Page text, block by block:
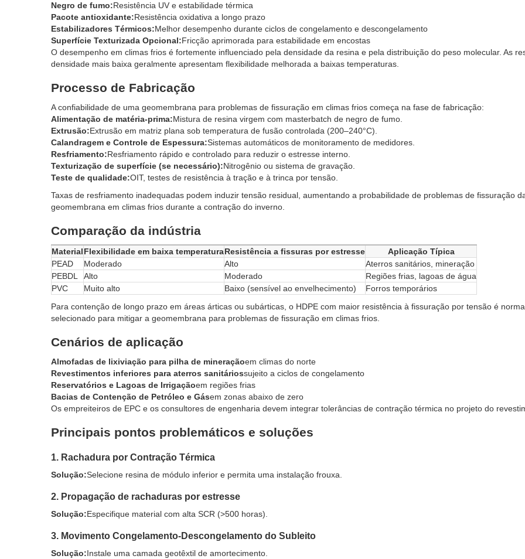
Negro de fumo:Resistência UV e estabilidade térmica
Pacote antioxidante:Resistência oxidativa a longo prazo
Estabilizadores Térmicos:Melhor desempenho durante ciclos de congelamento e descongelamento
Superfície Texturizada Opcional:Fricção aprimorada para estabilidade em encostas
O desempenho em climas frios é fortemente influenciado pela densidade da resina e pela distribuição do peso molecular. As
densidade mais baixa geralmente apresentam flexibilidade melhorada a baixas temperaturas.
Processo de Fabricação
A confiabilidade de uma geomembrana para problemas de fissuração em climas frios começa na fase de fabricação:
Alimentação de matéria-prima:Mistura de resina virgem com masterbatch de negro de fumo.
Extrusão:Extrusão em matriz plana sob temperatura de fusão controlada (200–240°C).
Calandragem e Controle de Espessura:Sistemas automáticos de monitoramento de medidores.
Resfriamento:Resfriamento rápido e controlado para reduzir o estresse interno.
Texturização de superfície (se necessário):Nitrogênio ou sistema de gravação.
Teste de qualidade:OIT, testes de resistência à tração e à trinca por tensão.
Taxas de resfriamento inadequadas podem induzir tensão residual, aumentando a probabilidade de problemas de fissuração
geomembrana em climas frios durante a contração do inverno.
Comparação da indústria
MaterialFlexibilidade em baixa temperaturaResistência a fissuras por estresse
Aplicação Típica
PEAD
Moderado Alto
Aterros sanitários, mineração
PEBDL
Alto Moderado
Regiões frias, lagoas de água
PVC
Muito alto Baixo (sensível ao envelhecimento)
Forros temporários
Para contenção de longo prazo em áreas árticas ou subárticas, o HDPE com maior resistência à fissuração por tensão é
selecionado para mitigar a geomembrana para problemas de fissuração em climas frios.
Cenários de aplicação
Almofadas de lixiviação para pilha de mineraçãoem climas do norte
Revestimentos inferiores para aterros sanitáriossujeito a ciclos de congelamento
Reservatórios e Lagoas de Irrigaçãoem regiões frias
Bacias de Contenção de Petróleo e Gásem zonas abaixo de zero
Os empreiteiros de EPC e os consultores de engenharia devem integrar tolerâncias de contração térmica no projeto do
Principais pontos problemáticos e soluções
1. Rachadura por Contração Térmica
Solução:Selecione resina de módulo inferior e permita uma instalação frouxa.
2. Propagação de rachaduras por estresse
Solução:Especifique material com alta SCR (>500 horas).
3. Movimento Congelamento-Descongelamento do Subleito
Solução:Instale uma camada geotêxtil de amortecimento.